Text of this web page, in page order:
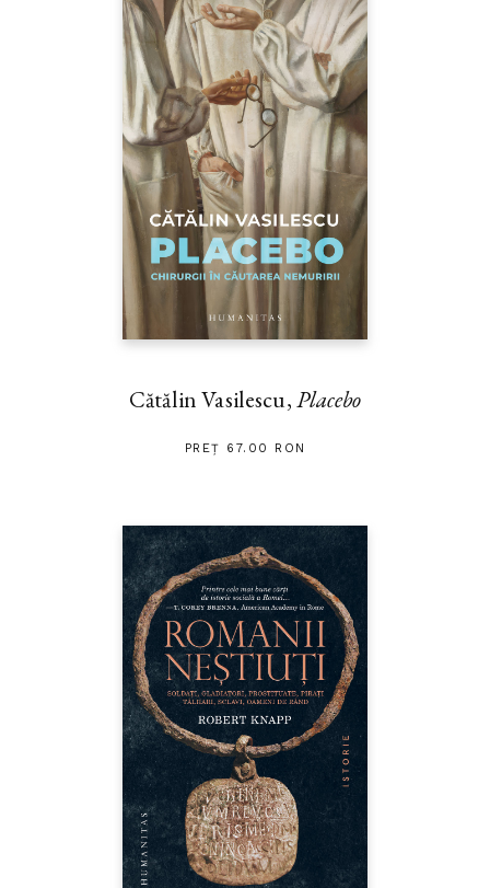
Cătălin Vasilescu,Placebo
PREȚ 67.00 RON